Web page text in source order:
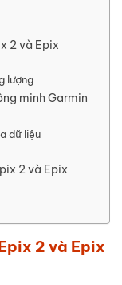
2 và Epix
lượng
minh Garmin
dữ liệu
2 và Epix
2 và Epix